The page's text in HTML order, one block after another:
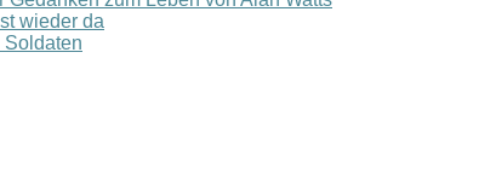
wieder da
Soldaten